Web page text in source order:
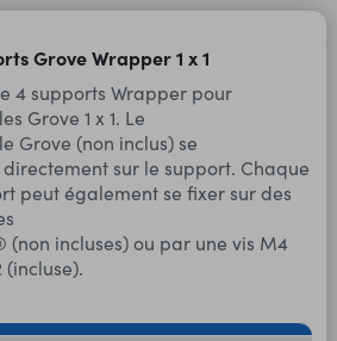
Grove Wrapper 1 x 1
4 supports Wrapper pour
Grove 1 x 1. Le
Grove (non inclus) se
sur le support. Chaque
peut également se fixer sur des
(non incluses) ou par une vis M4
(incluse).